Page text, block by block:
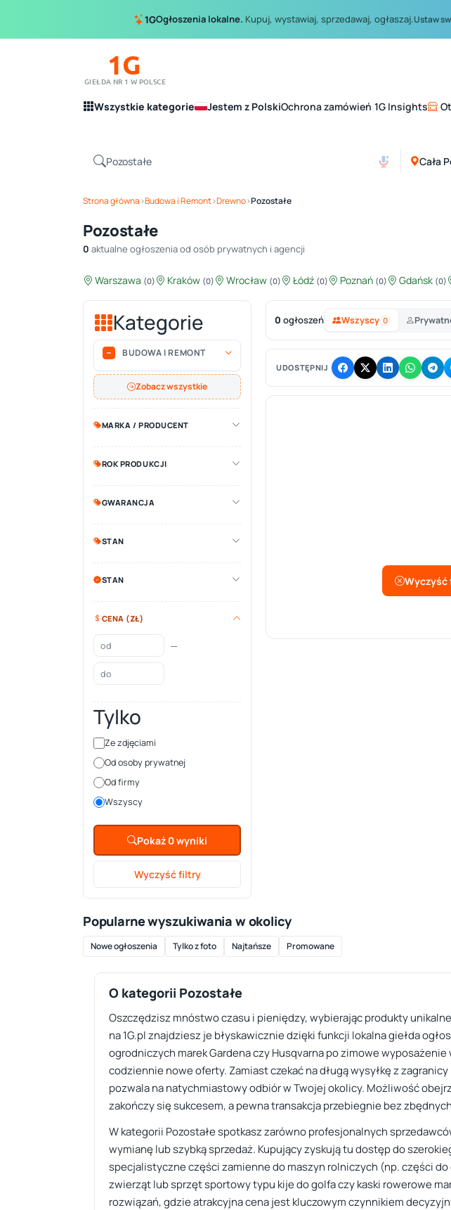
1GOgłoszenia lokalne. Kupuj, wystawiaj, sprzedawaj, ogłaszaj.Ustaw
1G
GIEŁDA NR 1 W POLSCE
Wszystkie kategorie Jestem z PolskiOchrona zamówień 1G Insights
Cała
Strona główna›Budowa i Remont›Drewno›Pozostałe
Pozostałe
0 aktualne ogłoszenia od osób prywatnych i agencji
Warszawa (0) Kraków (0) Wrocław (0) Łódź (0) Poznań (0) Gdańsk (0)
Kategorie
BUDOWA I REMONT
Zobacz wszystkie
MARKA / PRODUCENT
ROK PRODUKCJI
GWARANCJA
STAN
STAN
CENA (ZŁ)
—
Tylko
Ze zdjęciami
Od osoby prywatnej
Od firmy
Wszyscy
Pokaż 0 wyniki
Wyczyść filtry
0 ogłoszeń Wszyscy 0
UDOSTĘPNIJ
Popularne wyszukiwania w okolicy
Nowe ogłoszenia Tylko z foto Najtańsze Promowane
O kategorii Pozostałe
Oszczędzisz mnóstwo czasu i pieniędzy, wybierając produkty
na 1G.pl znajdziesz je błyskawicznie dzięki funkcji lokalna giełda
ogrodniczych marek Gardena czy Husqvarna po zimowe
codziennie nowe oferty. Zamiast czekać na długą wysyłkę z
pozwala na natychmiastowy odbiór w Twojej okolicy. Możliwość
zakończy się sukcesem, a pewna transakcja przebiegnie bez
W kategorii Pozostałe spotkasz zarówno profesjonalnych
wymianę lub szybką sprzedaż. Kupujący zyskują tu dostęp do
specjalistyczne części zamienne do maszyn rolniczych (np. części
zwierząt lub sprzęt sportowy typu kije do golfa czy kaski rowerowe
rozwiązań, gdzie atrakcyjna cena jest kluczowym czynnikiem